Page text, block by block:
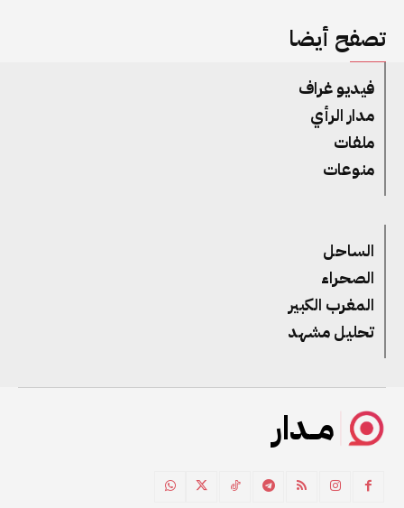
تصفح أيضا
فيديو غراف
مدار الرأي
ملفات
منوعات
الساحل
الصحراء
المغرب الكبير
تحليل مشهد
مــدار